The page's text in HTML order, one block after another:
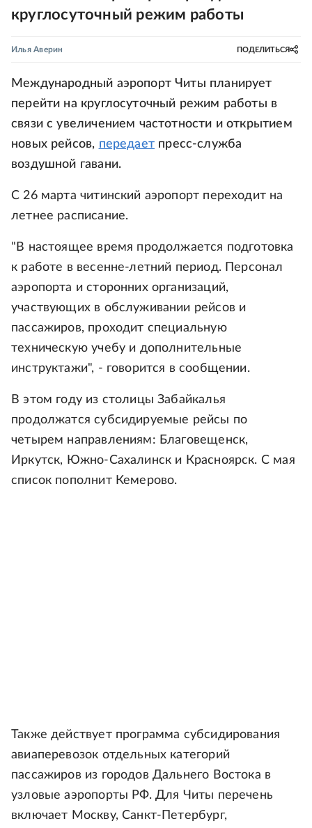
круглосуточный режим работы
Илья Аверин ПОДЕЛИТЬСЯ
Международный аэропорт Читы планирует
перейти на круглосуточный режим работы в
связи с увеличением частотности и открытием
новых рейсов, передаетпресс-служба
воздушной гавани.
С 26 марта читинский аэропорт переходит на
летнее расписание.
"В настоящее время продолжается подготовка
к работе в весенне-летний период. Персонал
аэропорта и сторонних организаций,
участвующих в обслуживании рейсов и
пассажиров, проходит специальную
техническую учебу и дополнительные
инструктажи", - говорится в сообщении.
В этом году из столицы Забайкалья
продолжатся субсидируемые рейсы по
четырем направлениям: Благовещенск,
Иркутск, Южно-Сахалинск и Красноярск. С мая
список пополнит Кемерово.
Также действует программа субсидирования
авиаперевозок отдельных категорий
пассажиров из городов Дальнего Востока в
узловые аэропорты РФ. Для Читы перечень
включает Москву, Санкт-Петербург,